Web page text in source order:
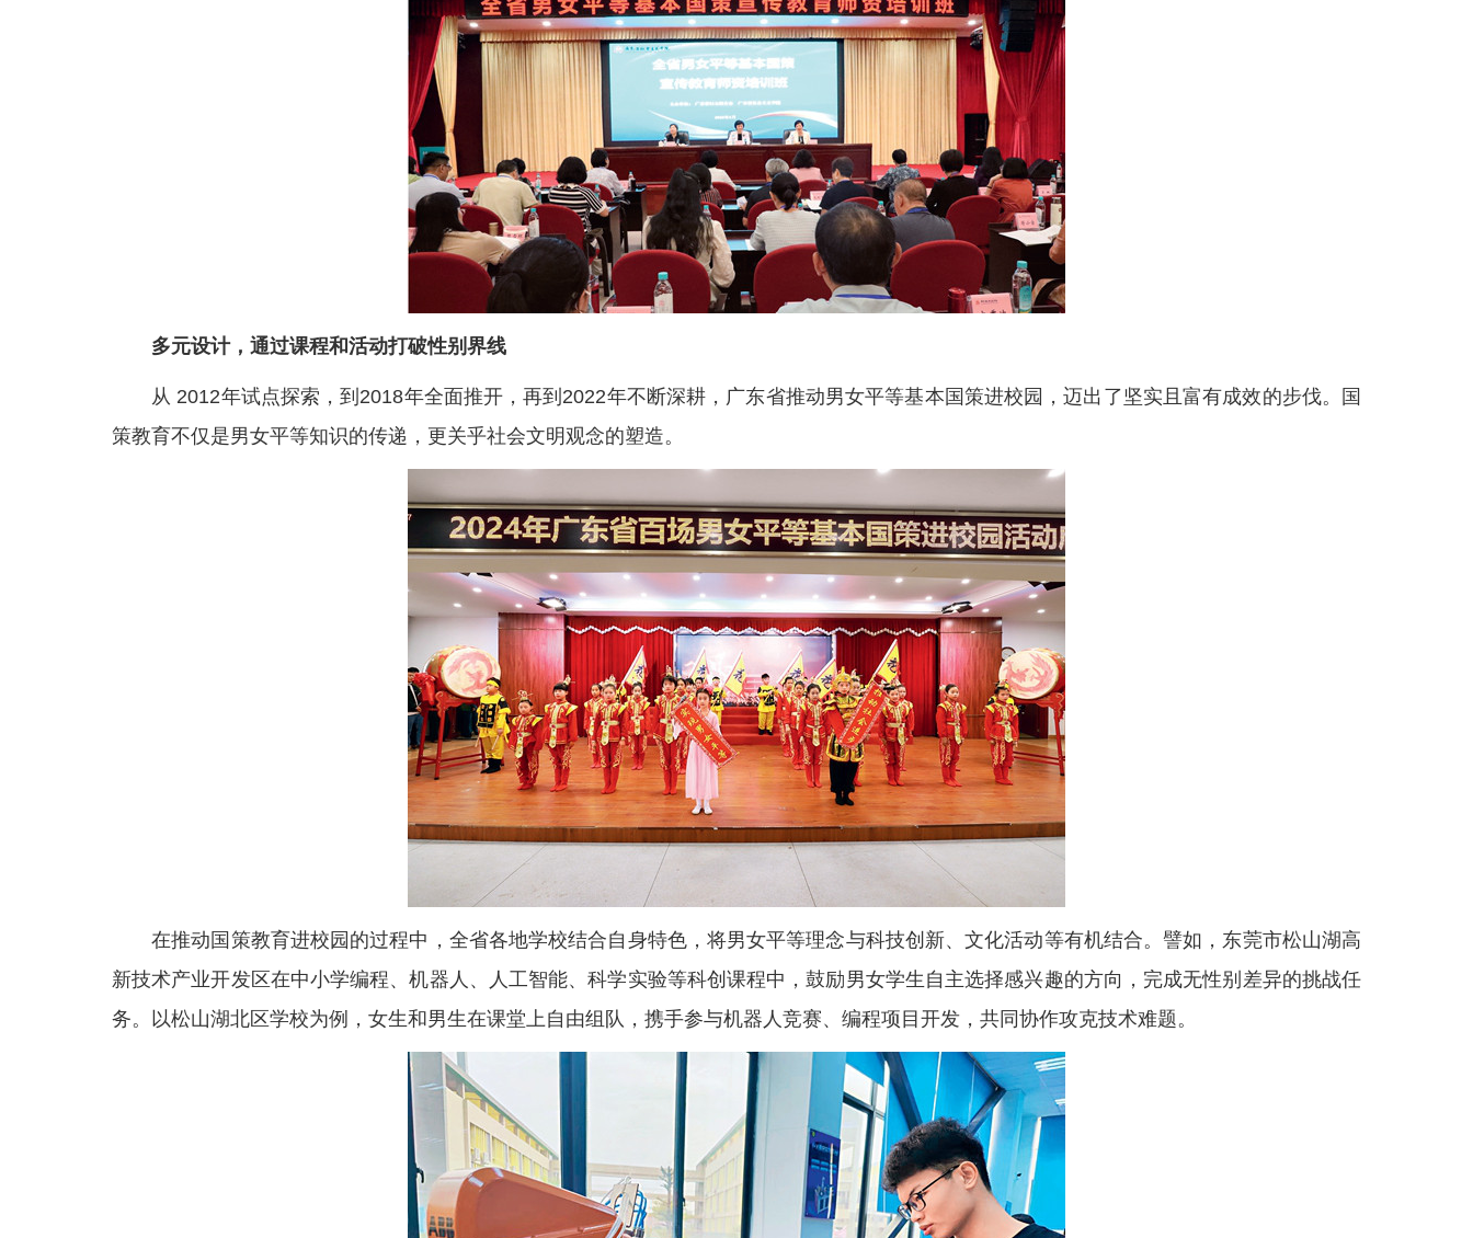
多元设计，通过课程和活动打破性别界线
从 2012年试点探索，到2018年全面推开，再到2022年不断深耕，广东省推动男女平等基本国策进校园，迈出了坚实且富有成效的步伐。国
策教育不仅是男女平等知识的传递，更关乎社会文明观念的塑造。
在推动国策教育进校园的过程中，全省各地学校结合自身特色，将男女平等理念与科技创新、文化活动等有机结合。譬如，东莞市松山湖高
新技术产业开发区在中小学编程、机器人、人工智能、科学实验等科创课程中，鼓励男女学生自主选择感兴趣的方向，完成无性别差异的挑战任
务。以松山湖北区学校为例，女生和男生在课堂上自由组队，携手参与机器人竞赛、编程项目开发，共同协作攻克技术难题。